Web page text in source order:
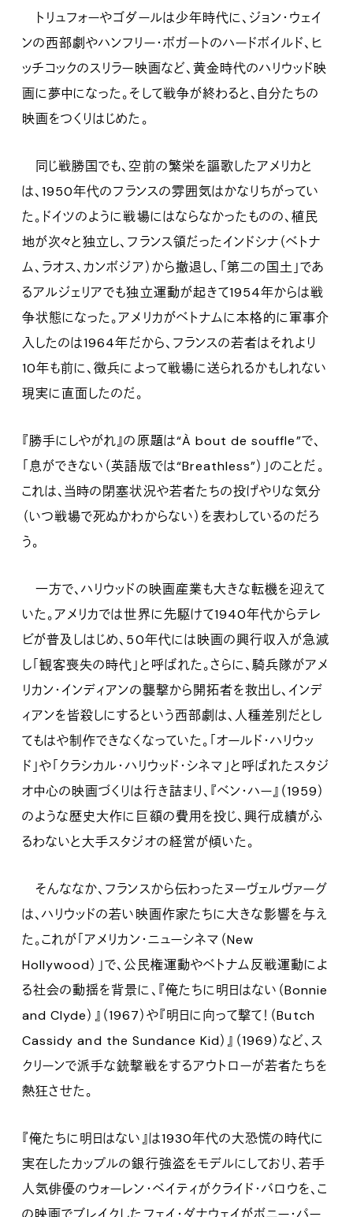
トリュフォーやゴダールは少年時代に、ジョン・ウェイ
ンの西部劇やハンフリー・ボガートのハードボイルド、ヒ
ッチコックのスリラー映画など、黄金時代のハリウッド映
画に夢中になった。そして戦争が終わると、自分たちの
映画をつくりはじめた。
同じ戦勝国でも、空前の繁栄を謳歌したアメリカと
は、1950年代のフランスの雰囲気はかなりちがってい
た。ドイツのように戦場にはならなかったものの、植民
地が次々と独立し、フランス領だったインドシナ（ベトナ
ム、ラオス、カンボジア）から撤退し、「第二の国土」であ
るアルジェリアでも独立運動が起きて1954年からは戦
争状態になった。アメリカがベトナムに本格的に軍事介
入したのは1964年だから、フランスの若者はそれより
10年も前に、徴兵によって戦場に送られるかもしれない
現実に直面したのだ。
『勝手にしやがれ』の原題は“À bout de souffle”で、
「息ができない（英語版では“Breathless”）」のことだ。
これは、当時の閉塞状況や若者たちの投げやりな気分
（いつ戦場で死ぬかわからない）を表わしているのだろ
う。
一方で、ハリウッドの映画産業も大きな転機を迎えて
いた。アメリカでは世界に先駆けて1940年代からテレ
ビが普及しはじめ、50年代には映画の興行収入が急減
し「観客喪失の時代」と呼ばれた。さらに、騎兵隊がアメ
リカン・インディアンの襲撃から開拓者を救出し、インデ
ィアンを皆殺しにするという西部劇は、人種差別だとし
てもはや制作できなくなっていた。「オールド・ハリウッ
ド」や「クラシカル・ハリウッド・シネマ」と呼ばれたスタジ
オ中心の映画づくりは行き詰まり、『ベン・ハー』（1959）
のような歴史大作に巨額の費用を投じ、興行成績がふ
るわないと大手スタジオの経営が傾いた。
そんななか、フランスから伝わったヌーヴェルヴァーグ
は、ハリウッドの若い映画作家たちに大きな影響を与え
た。これが「アメリカン・ニューシネマ（New
Hollywood）」で、公民権運動やベトナム反戦運動によ
る社会の動揺を背景に、『俺たちに明日はない（Bonnie
and Clyde）』（1967）や『明日に向って撃て！（Butch
Cassidy and the Sundance Kid）』（1969）など、ス
クリーンで派手な銃撃戦をするアウトローが若者たちを
熱狂させた。
『俺たちに明日はない』は1930年代の大恐慌の時代に
実在したカップルの銀行強盗をモデルにしており、若手
人気俳優のウォーレン・ベイティがクライド・バロウを、こ